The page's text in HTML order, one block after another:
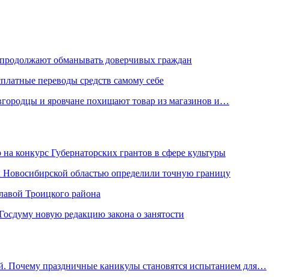
обманывать доверчивых граждан
переводы средств самому себе
и яровчане похищают товар из магазинов и…
конкурс Губернаторских грантов в сфере культуры
областью определили точную границу
Троицкого района
новую редакцию закона о занятости
Почему праздничные каникулы становятся испытанием для…